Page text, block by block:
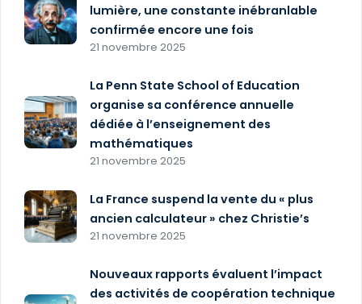
lumière, une constante inébranlable
confirmée encore une fois
21 novembre 2025
La Penn State School of Education
organise sa conférence annuelle
dédiée à l’enseignement des
mathématiques
21 novembre 2025
La France suspend la vente du « plus
ancien calculateur » chez Christie’s
21 novembre 2025
Nouveaux rapports évaluent l’impact
des activités de coopération technique